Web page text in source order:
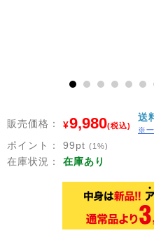
販売価格： ¥9,980(税込)
送
※一
ポイント： 99pt (1%)
在庫状況： 在庫あり